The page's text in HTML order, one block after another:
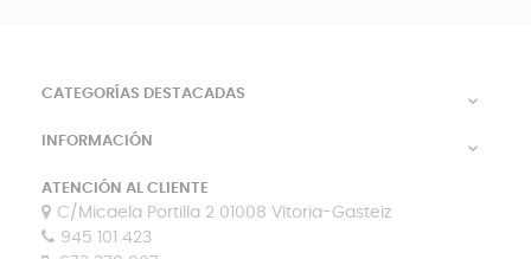
CATEGORÍAS DESTACADAS 
INFORMACIÓN 
ATENCIÓN AL CLIENTE
C/Micaela Portilla 2 01008 Vitoria-Gasteiz
945 101 423